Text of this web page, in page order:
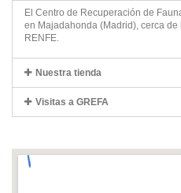
El Centro de Recuperación de
en Majadahonda (Madrid), cerca
RENFE.
Nuestra tienda
Visitas a GREFA